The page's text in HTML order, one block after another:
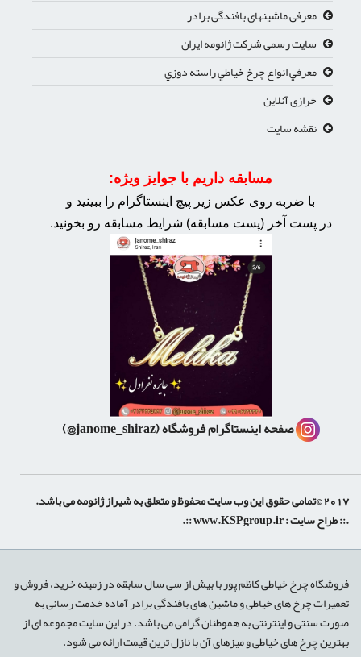
معرفی ماشینهای بافندگی برادر
سایت رسمی شرکت ژانومه ایران
معرفي انواع چرخ خياطي راسته دوزي
خرازی آنلاین
نقشه سایت
مسابقه داریم با جوایز ویژه:
با ضربه روی عکس زیر پیچ اینستاگرام را ببینید و
در پست آخر (پست مسابقه) شرایط مسابقه رو بخونید.
صفحه اینستاگرام فروشگاه(janome_shiraz@)
2017 ©تمامی حقوق این وب سایت محفوظ و متعلق به شیراز ژانومه می باشد.
.:: طراح سایت :www.KSPgroup.ir
::.
فروشگاه چرخ خیاطی کاظم پور با بیش از سی سال سابقه در زمینه خرید، فروش و
تعمیرات چرخ های خیاطی و ماشین های بافندگی برادر آماده خدمت رسانی به
صورت سنتی و اینترنتی به هموطنان گرامی می باشد. در این سایت مجموعه ای از
بهترین چرخ های خیاطی و میزهای آن با نازل ترین قیمت ارائه می شود.